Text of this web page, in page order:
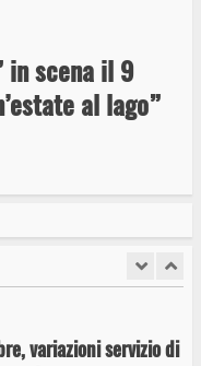
in scena il 9
al lago”
di Atletica a
due giovani per
variazioni servizio di